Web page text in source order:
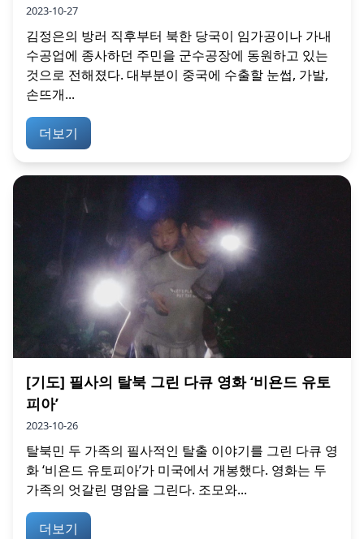
2023-10-27
김정은의 방러 직후부터 북한 당국이 임가공이나 가내
수공업에 종사하던 주민을 군수공장에 동원하고 있는
것으로 전해졌다. 대부분이 중국에 수출할 눈썹, 가발,
손뜨개...
더보기
[기도] 필사의 탈북 그린 다큐 영화 ‘비욘드 유토
피아’
2023-10-26
탈북민 두 가족의 필사적인 탈출 이야기를 그린 다큐 영
화 ‘비욘드 유토피아’가 미국에서 개봉했다. 영화는 두
가족의 엇갈린 명암을 그린다. 조모와...
더보기